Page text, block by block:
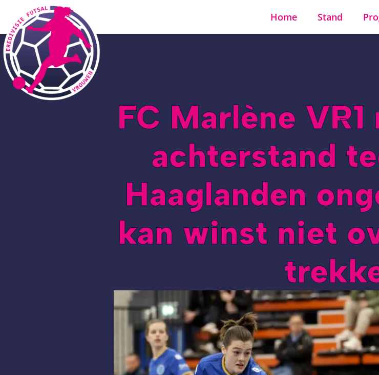
Home Stand
FC Marlène
achterstand
Haaglanden
kan winst niet